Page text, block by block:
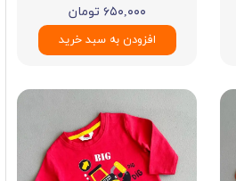
۶۵۰,۰۰۰ تومان
افزودن به سبد خرید